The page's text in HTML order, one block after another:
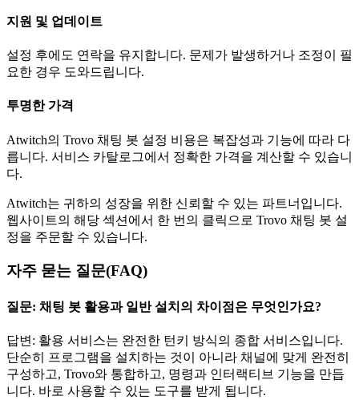
지원 및 업데이트
설정 후에도 연락을 유지합니다. 문제가 발생하거나 조정이 필
요한 경우 도와드립니다.
투명한 가격
Atwitch의 Trovo 채팅 봇 설정 비용은 복잡성과 기능에 따라 다
릅니다. 서비스 카탈로그에서 정확한 가격을 계산할 수 있습니
다.
Atwitch는 귀하의 성장을 위한 신뢰할 수 있는 파트너입니다.
웹사이트의 해당 섹션에서 한 번의 클릭으로 Trovo 채팅 봇 설
정을 주문할 수 있습니다.
자주 묻는 질문(FAQ)
질문: 채팅 봇 활용과 일반 설치의 차이점은 무엇인가요?
답변: 활용 서비스는 완전한 턴키 방식의 종합 서비스입니다.
단순히 프로그램을 설치하는 것이 아니라 채널에 맞게 완전히
구성하고, Trovo와 통합하고, 명령과 인터랙티브 기능을 만듭
니다. 바로 사용할 수 있는 도구를 받게 됩니다.